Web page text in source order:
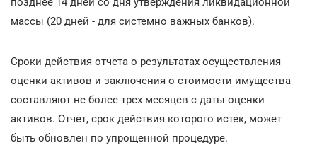
массы (20 дней - для системно важных банков).
Сроки действия отчета о результатах осуществления
оценки активов и заключения о стоимости имущества
составляют не более трех месяцев с даты оценки
активов. Отчет, срок действия которого истек, может
быть обновлен по упрощенной процедуре.